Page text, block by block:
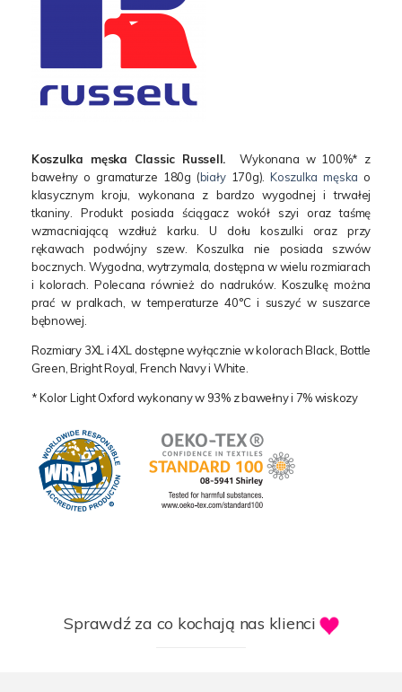
Koszulka męska Classic Russell.Wykonana w 100%* z
bawełny o gramaturze 180g (biały170g).Koszulka męska o
klasycznym kroju, wykonana z bardzo wygodnej i trwałej
tkaniny. Produkt posiada ściągacz wokół szyi oraz taśmę
wzmacniającą wzdłuż karku. U dołu koszulki oraz przy
rękawach podwójny szew. Koszulka nie posiada szwów
bocznych. Wygodna, wytrzymala, dostępna w wielu rozmiarach
i kolorach. Polecana również do nadruków. Koszulkę można
prać w pralkach, w temperaturze 40°C i suszyć w suszarce
bębnowej.
Rozmiary 3XL i 4XL dostępne wyłącznie w kolorach Black, Bottle
Green, Bright Royal, French Navy i White.
* Kolor Light Oxford wykonany w 93% z bawełny i 7% wiskozy
Sprawdź za co kochają nas klienci